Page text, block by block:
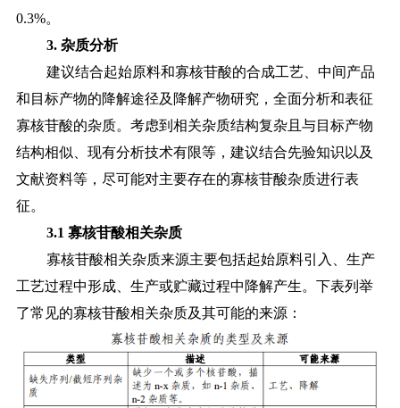
0.3%。
3. 杂质分析
建议结合起始原料和寡核苷酸的合成工艺、中间产品
和目标产物的降解途径及降解产物研究，全面分析和表征
寡核苷酸的杂质。考虑到相关杂质结构复杂且与目标产物
结构相似、现有分析技术有限等，建议结合先验知识以及
文献资料等，尽可能对主要存在的寡核苷酸杂质进行表
征。
3.1 寡核苷酸相关杂质
寡核苷酸相关杂质来源主要包括起始原料引入、生产
工艺过程中形成、生产或贮藏过程中降解产生。下表列举
了常见的寡核苷酸相关杂质及其可能的来源：